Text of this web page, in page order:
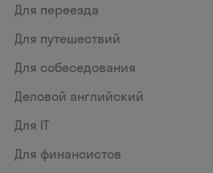
Для переезда
Для путешествий
Для собеседования
Деловой английский
Для IT
Для финансистов